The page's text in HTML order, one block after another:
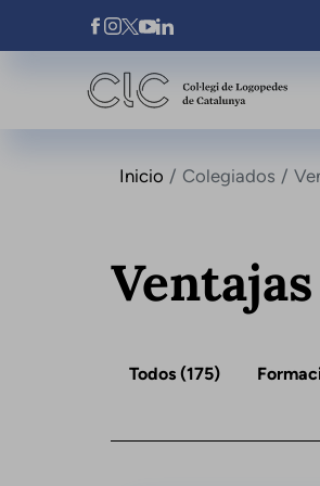
Pasar al contenido principal
Xarxes Socials
Inicio Colegiados
Todos (175)